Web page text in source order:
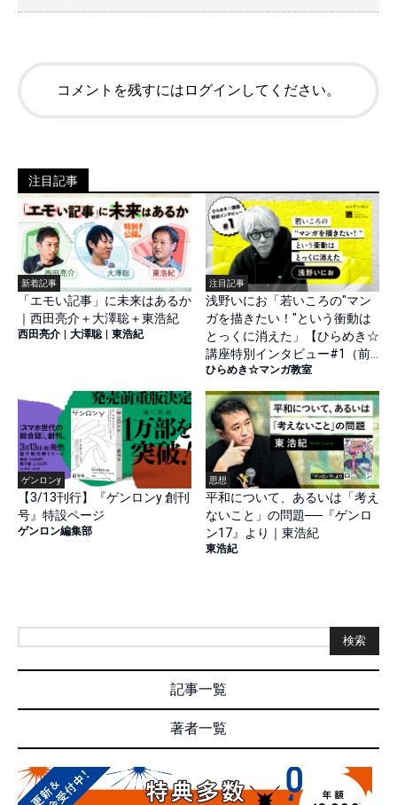
コメントを残すにはログインしてください。
注目記事
新着記事
「エモい記事」に未来はあるか
｜西田亮介＋大澤聡＋東浩紀
西田亮介 | 大澤聡 | 東浩紀
注目記事
浅野いにお「若いころの"マン
ガを描きたい！"という衝動は
とっくに消えた」【ひらめき☆
講座特別インタビュー#1（前
篇）】
ひらめき☆マンガ教室
ゲンロンy
【3/13刊行】『ゲンロンy 創刊
号』特設ページ
ゲンロン編集部
思想
平和について、あるいは「考え
ないこと」の問題──『ゲンロ
ン17』より｜東浩紀
東浩紀
検索
記事一覧
著者一覧